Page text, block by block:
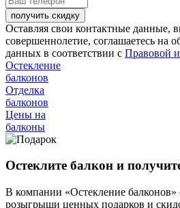
получить скидку
Оставляя свои контактные данные,
совершеннолетие, соглашаетесь на
данных в соответствии с Правовой
Остекление
балконов
Отделка
балконов
Цены на
балконы
Остеклите балкон и
В компании «Остекление балконов»
розыгрыши ценных подарков и